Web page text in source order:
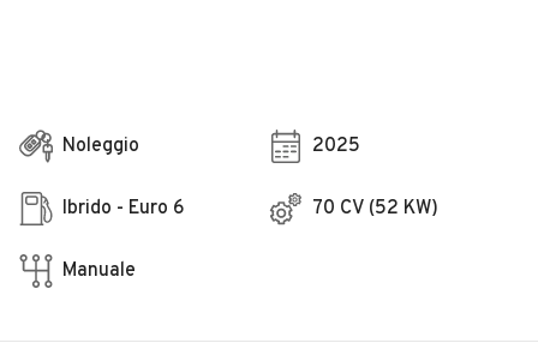
Noleggio 2025
Ibrido - Euro 6 70 CV (52 KW)
Manuale